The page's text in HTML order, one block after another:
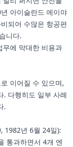
아이슬란드 에이야
되어 수많은 항공편
니다.
무에 막대한 비용과
이어질 수 있으며,
. 다행히도 일부 사례
.
1982년 6월 24일):
통과하면서 4개 엔